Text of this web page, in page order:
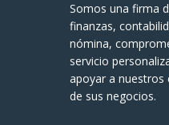
Somos una firma
finanzas,
nómina,
servicio
apoyar a nuestros
de sus negocios.